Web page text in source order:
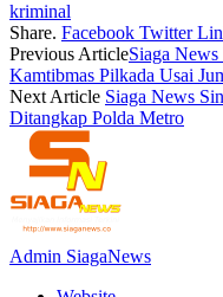
kriminal
Share. Facebook Twitter
Previous ArticleSiaga News
Kamtibmas Pilkada Usai
Next Article Siaga News
Ditangkap Polda Metro
Admin SiagaNews